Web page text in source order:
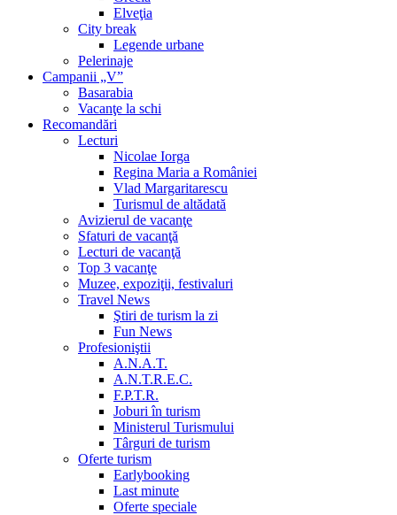
Elveţia
City break
Legende urbane
Pelerinaje
Campanii „V”
Basarabia
Vacanţe la schi
Recomandări
Lecturi
Nicolae Iorga
Regina Maria a României
Vlad Margaritarescu
Turismul de altădată
Avizierul de vacanţe
Sfaturi de vacanţă
Lecturi de vacanţă
Top 3 vacanţe
Muzee, expoziţii, festivaluri
Travel News
Ştiri de turism la zi
Fun News
Profesioniştii
A.N.A.T.
A.N.T.R.E.C.
F.P.T.R.
Joburi în turism
Ministerul Turismului
Târguri de turism
Oferte turism
Earlybooking
Last minute
Oferte speciale